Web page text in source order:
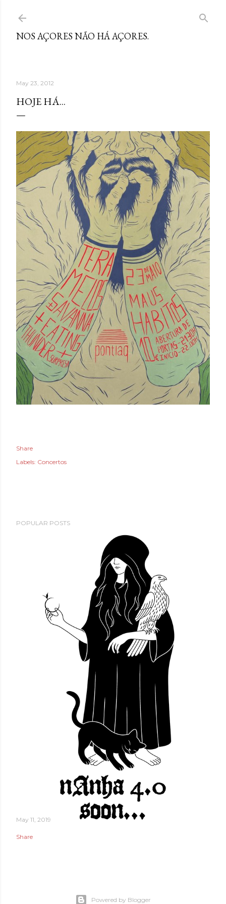
NOS AÇORES NÃO HÁ AÇORES.
May 23, 2012
HOJE HÁ...
Share
Labels: Concertos
POPULAR POSTS
May 11, 2019
Share
Powered by Blogger